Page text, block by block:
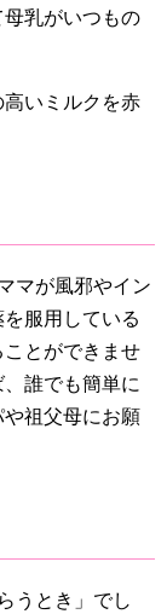
乳がいつもの
いミルクを赤
マが風邪やイン
服用している
とができませ
誰でも簡単に
祖父母にお願
うとき」でし